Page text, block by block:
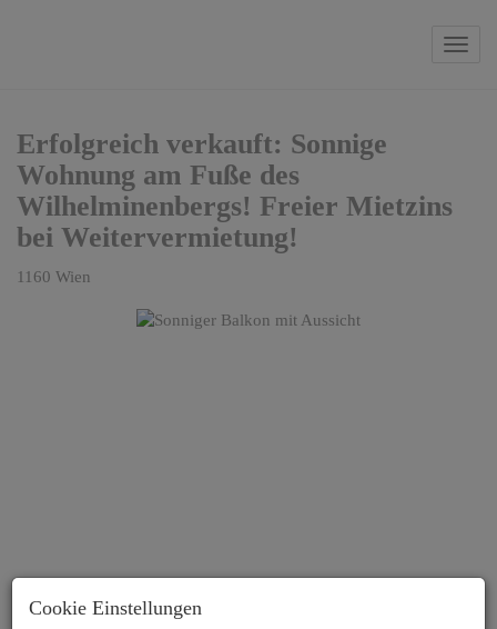
Erfolgreich verkauft: Sonnige
Wohnung am Fuße des
Wilhelminenbergs! Freier Mietzins
bei Weitervermietung!
1160 Wien
Cookie Einstellungen